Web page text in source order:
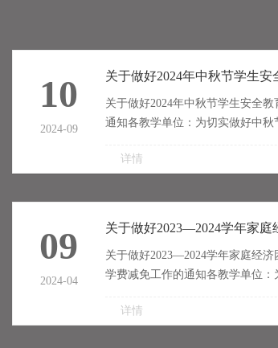
10
2024-09
关于做好2024年中秋节学生安全教
通知各教学单位：为切实做好中秋
全，维护校园安全稳定，请各教学
节前安全教育，现就有关工作安排
下:1.各院系要在放假前召开学生安
议，重点加强学生的人身安全、交
消防安全、食品安全等教育。2.各
学生中秋节假期去向统计，全面了
详情
09
2024-04
关于做好2023—2024学年家庭经济
学费减免工作的通知各教学单位：
学生顺利完成学业，不让任何一名
详情